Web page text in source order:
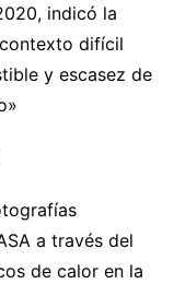
indicó la
difícil
y escasez de
a través del
de calor en la